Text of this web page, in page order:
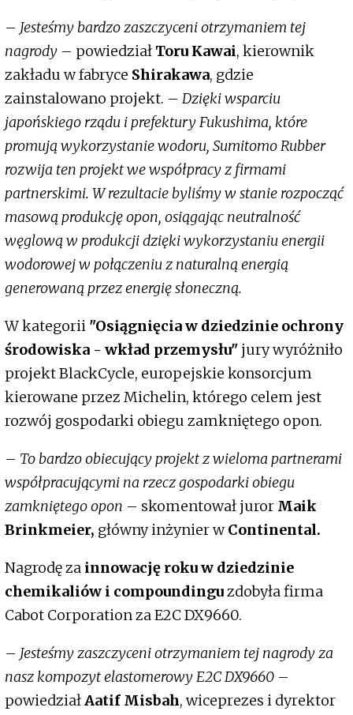
– Jesteśmy bardzo zaszczyceni otrzymaniem tej
nagrody – powiedział Toru Kawai, kierownik
zakładu w fabryce Shirakawa, gdzie
zainstalowano projekt. – Dzięki wsparciu
japońskiego rządu i prefektury Fukushima, które
promują wykorzystanie wodoru, Sumitomo Rubber
rozwija ten projekt we współpracy z firmami
partnerskimi. W rezultacie byliśmy w stanie rozpocząć
masową produkcję opon, osiągając neutralność
węglową w produkcji dzięki wykorzystaniu energii
wodorowej w połączeniu z naturalną energią
generowaną przez energię słoneczną.
W kategorii "Osiągnięcia w dziedzinie ochrony
środowiska - wkład przemysłu" jury wyróżniło
projekt BlackCycle, europejskie konsorcjum
kierowane przez Michelin, którego celem jest
rozwój gospodarki obiegu zamkniętego opon.
– To bardzo obiecujący projekt z wieloma partnerami
współpracującymi na rzecz gospodarki obiegu
zamkniętego opon – skomentował juror Maik
Brinkmeier, główny inżynier wContinental.
Nagrodę za innowację roku w dziedzinie
chemikaliów i compoundinguzdobyła firma
Cabot Corporation za E2C DX9660.
– Jesteśmy zaszczyceni otrzymaniem tej nagrody za
nasz kompozyt elastomerowy E2C DX9660 –
powiedziałAatif Misbah, wiceprezes i dyrektor